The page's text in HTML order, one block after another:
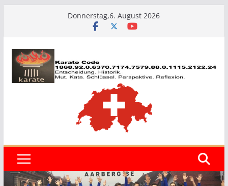
Donnerstag,6. August 2026